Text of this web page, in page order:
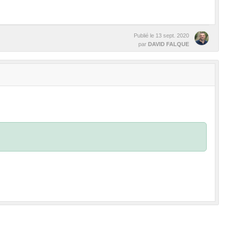
Publié le 13 sept. 2020
par DAVID FALQUE